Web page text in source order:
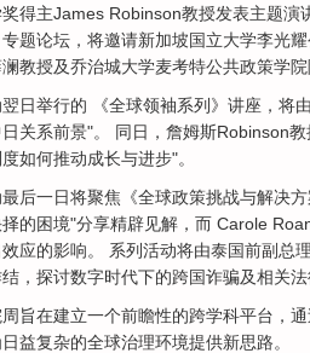
得主James Robinson教授发表主题
题论坛，将邀请新加坡国立大学李光
教授及乔治城大学麦考特公共政策学
日举行的 《全球领袖系列》讲座，将
日关系前景"。 同日，詹姆斯Robinson
如何推动成长与进步"。
后一日将聚焦《全球政策挑战与解决
的困境"分享精辟见解，而 Carole
应的影响。 系列活动将由泰国前副总
，探讨数字时代下的跨国诈骗及相关法
旨在建立一个前瞻性的跨学科平台，
益复杂的全球治理环境提供新思路。